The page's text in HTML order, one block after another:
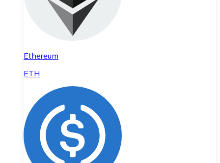
Ethereum
ETH